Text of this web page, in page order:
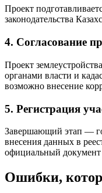
Проект
законодательства
4. Согласование
Проект
органами власти и
возможно внесение
5. Регистрация
Завершающий этап —
внесения данных в
официальный
Ошибки,